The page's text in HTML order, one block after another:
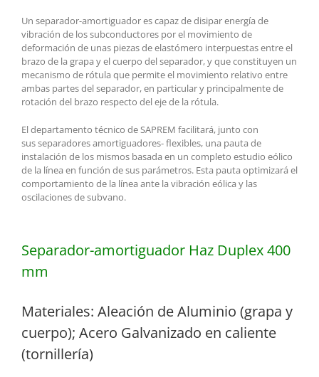
Un separador-amortiguador es capaz de disipar energía de
vibración de los subconductores por el movimiento de
deformación de unas piezas de elastómero interpuestas entre el
brazo de la grapa y el cuerpo del separador, y que constituyen un
mecanismo de rótula que permite el movimiento relativo entre
ambas partes del separador, en particular y principalmente de
rotación del brazo respecto del eje de la rótula.
El departamento técnico de SAPREM facilitará, junto con
sus separadores amortiguadores- flexibles, una pauta de
instalación de los mismos basada en un completo estudio eólico
de la línea en función de sus parámetros. Esta pauta optimizará el
comportamiento de la línea ante la vibración eólica y las
oscilaciones de subvano.
Separador-amortiguador Haz Duplex 400
mm
Materiales: Aleación de Aluminio (grapa y
cuerpo); Acero Galvanizado en caliente
(tornillería)